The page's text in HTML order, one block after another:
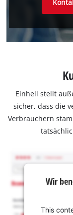
Einhell stellt
sicher, dass die
Verbrauchern
Wir
This